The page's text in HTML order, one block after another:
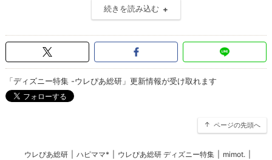
続きを読み込む
「ディズニー特集 -ウレぴあ総研」更新情報が受け取れます
ページの先頭へ
ウレぴあ総研 ハピママ* ウレぴあ総研 ディズニー特集 mimot.